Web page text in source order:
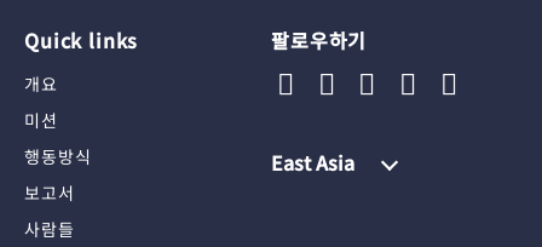
Quick links
개요
미션
행동방식
보고서
사람들
팔로우하기
East Asia